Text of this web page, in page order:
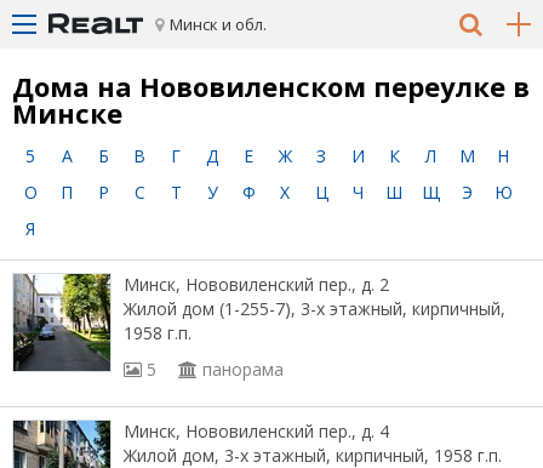
Минск и обл.
Дома на Нововиленском переулке в
Минске
5 А Б В Г Д Е Ж З И К Л М
Н
О
П Р С Т У Ф Х Ц Ч Ш Щ Э
Ю
Я
Минск, Нововиленский пер., д. 2
Жилой дом (1-255-7), 3-х этажный, кирпичный,
1958 г.п.
5
панорама
Минск, Нововиленский пер., д. 4
Жилой дом, 3-х этажный, кирпичный, 1958 г.п.